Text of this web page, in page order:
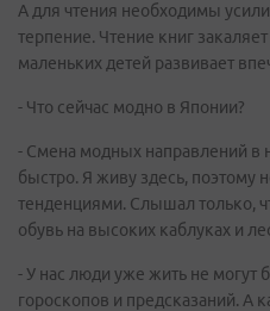
А для чтения необходимы
терпение. Чтение книг
маленьких детей развивает
- Что сейчас модно в Японии?
- Смена модных направлений в
быстро. Я живу здесь, поэтому
тенденциями. Слышал только,
обувь на высоких каблуках и
- У нас люди уже жить не могут
гороскопов и предсказаний. А